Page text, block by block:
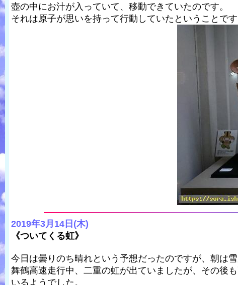
壺の中にお汁が入っていて、移動できていたのです。
それは原子が思いを持って行動していたということです
2019年3月14日(木)
《ついてくる虹》
今日は曇りのち晴れという予想だったのですが、朝は
舞鶴高速走行中、二重の虹が出ていましたが、その後
いるようでした。